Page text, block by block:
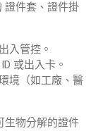
證件套、證件掛
入管控。
或出入卡。
境（如工廠、醫
生物分解的證件